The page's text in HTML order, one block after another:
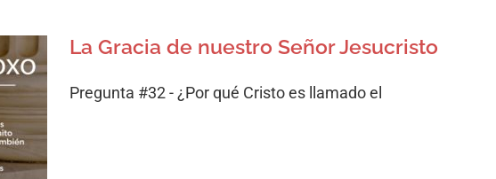
La Gracia de nuestro Señor Jesucristo
Pregunta #32 - ¿Por qué Cristo es llamado el